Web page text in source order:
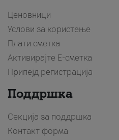
Ценовници
Услови за користење
Плати сметка
Активирајте Е-сметка
Припејд регистрација
Поддршка
Секција за поддршка
Контакт форма